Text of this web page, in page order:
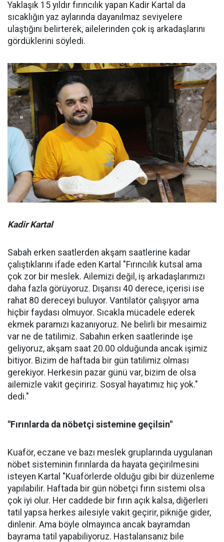
Yaklaşık 15 yıldır fırıncılık yapan Kadir Kartal da
sıcaklığın yaz aylarında dayanılmaz seviyelere
ulaştığını belirterek, ailelerinden çok iş arkadaşlarını
gördüklerini söyledi.
Kadir Kartal
Sabah erken saatlerden akşam saatlerine kadar
çalıştıklarını ifade eden Kartal "Fırıncılık kutsal ama
çok zor bir meslek. Ailemizi değil, iş arkadaşlarımızı
daha fazla görüyoruz. Dışarısı 40 derece, içerisi ise
rahat 80 dereceyi buluyor. Vantilatör çalışıyor ama
hiçbir faydası olmuyor. Sıcakla mücadele ederek
ekmek paramızı kazanıyoruz. Ne belirli bir mesaimiz
var ne de tatilimiz. Sabahın erken saatlerinde işe
geliyoruz, akşam saat 20.00 olduğunda ancak işimiz
bitiyor. Bizim de haftada bir gün tatilimiz olması
gerekiyor. Herkesin pazar günü var, bizim de olsa
ailemizle vakit geçiririz. Sosyal hayatımız hiç yok."
dedi."
"Fırınlarda da nöbetçi sistemine geçilsin"
Kuaför, eczane ve bazı meslek gruplarında uygulanan
nöbet sisteminin fırınlarda da hayata geçirilmesini
isteyen Kartal "Kuaförlerde olduğu gibi bir düzenleme
yapılabilir. Haftada bir gün nöbetçi fırın sistemi olsa
çok iyi olur. Her caddede bir fırın açık kalsa, diğerleri
tatil yapsa herkes ailesiyle vakit geçirir, pikniğe gider,
dinlenir. Ama böyle olmayınca ancak bayramdan
bayrama tatil yapabiliyoruz. Hastalansanız bile